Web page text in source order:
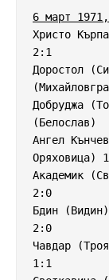
6 март
Христо
2:1
Доростол
Добруджа
Ангел
Оряховица)
Академик
2:0
Бдин
2:0
Чавдар
1:1